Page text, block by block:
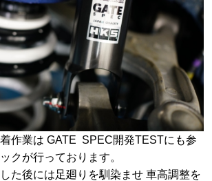
作業は GATE SPEC開発TESTにも参
クが行っております。
た後には足廻りを馴染ませ 車高調整を